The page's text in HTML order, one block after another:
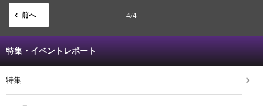
前へ 4/4
特集・イベントレポート
特集